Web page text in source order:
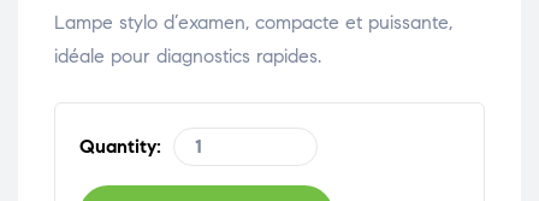
Lampe stylo d’examen, compacte et puissante,
idéale pour diagnostics rapides.
Quantity: